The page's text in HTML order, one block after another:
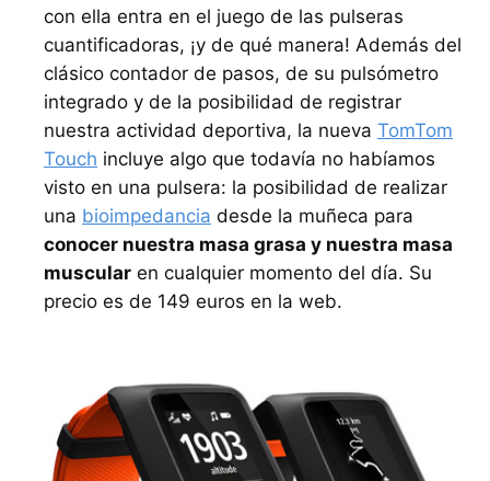
con ella entra en el juego de las pulseras
cuantificadoras, ¡y de qué manera! Además del
clásico contador de pasos, de su pulsómetro
integrado y de la posibilidad de registrar
nuestra actividad deportiva, la nueva TomTom
Touch incluye algo que todavía no habíamos
visto en una pulsera: la posibilidad de realizar
una bioimpedancia desde la muñeca para
conocer nuestra masa grasa y nuestra masa
muscular en cualquier momento del día. Su
precio es de 149 euros en la web.